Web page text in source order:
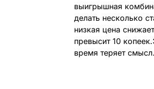
выигрышная
делать несколько
низкая цена
превысит 10
время теряет смысл.